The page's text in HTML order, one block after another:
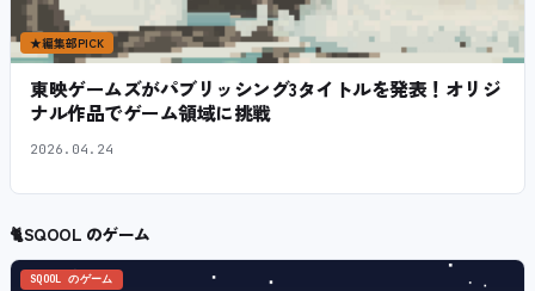
★編集部PICK
東映ゲームズがパブリッシング3タイトルを発表！オリジ
ナル作品でゲーム領域に挑戦
2026.04.24
🐈SQOOL のゲーム
SQOOL のゲーム